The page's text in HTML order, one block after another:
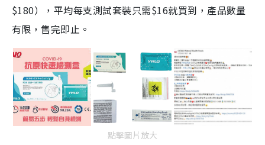
$180），平均每支測試套裝只需$16就買到，產品數量
有限，售完即止。
點擊圖片放大